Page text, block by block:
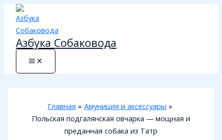
Перейти
содержимому
Азбука Собаковода
Главная
Амуниция и аксессуары
Польская подгалянская овчарка — мощная и
преданная собака из Татр